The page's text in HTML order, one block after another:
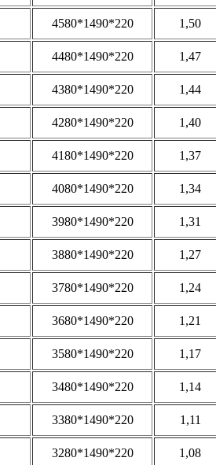
4580*1490*220 1,50
4480*1490*220 1,47
4380*1490*220 1,44
4280*1490*220 1,40
4180*1490*220 1,37
4080*1490*220 1,34
3980*1490*220 1,31
3880*1490*220 1,27
3780*1490*220 1,24
3680*1490*220 1,21
3580*1490*220 1,17
3480*1490*220 1,14
3380*1490*220 1,11
3280*1490*220 1,08